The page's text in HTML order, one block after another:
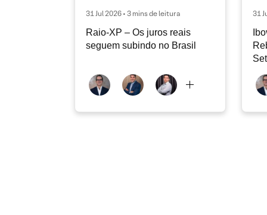
31 Jul 2026 • 3 mins de leitura
Raio-XP – Os juros reais
seguem subindo no Brasil
31